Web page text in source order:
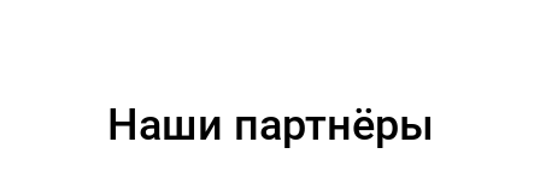
Наши партнёры